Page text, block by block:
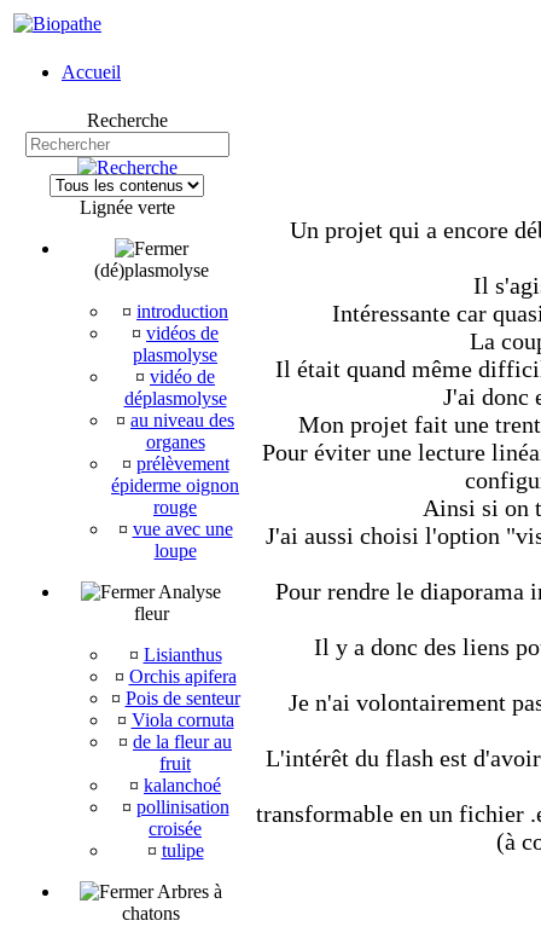
Accueil
Recherche
Lignée verte
(dé)plasmolyse
¤ introduction
¤ vidéos de
plasmolyse
¤ vidéo de
déplasmolyse
¤ au niveau des
organes
¤ prélèvement
épiderme oignon
rouge
¤ vue avec une
loupe
Analyse
fleur
¤ Lisianthus
¤ Orchis apifera
¤ Pois de senteur
¤ Viola cornuta
¤ de la fleur au
fruit
¤ kalanchoé
¤ pollinisation
croisée
¤ tulipe
Arbres à
chatons
Un projet qui a encore
Il
Intéressante car
La
Il était quand même
J'ai donc
Mon projet fait une
Pour éviter une lecture
Ainsi si on
J'ai aussi choisi l'option
Pour rendre le diaporama
Il y a donc des liens
Je n'ai volontairement
L'intérêt du flash est
transformable en un fichier
(à